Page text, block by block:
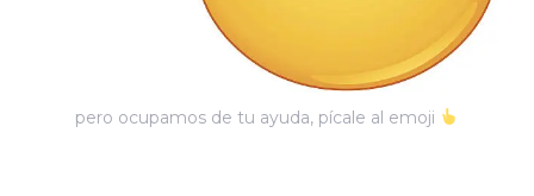
pero ocupamos de tu ayuda, pícale al emoji